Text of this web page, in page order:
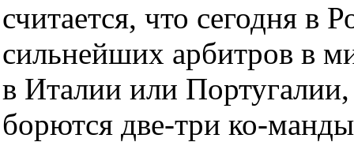
считается, что сегодня в
сильнейших арбитров в
в Италии или
борются две-три ко-